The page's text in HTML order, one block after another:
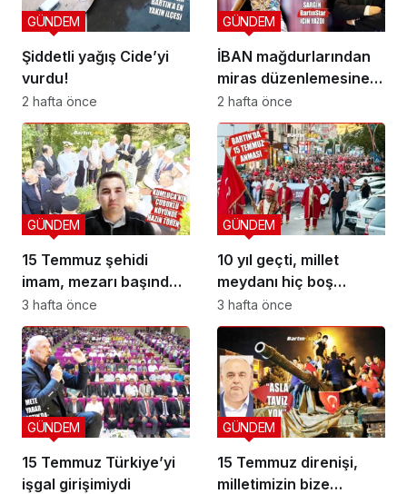
Şiddetli yağış Cide’yi
vurdu!
GÜNDEM
2 hafta önce
İBAN mağdurlarından
miras düzenlemesine
yeni yargı düzeni
GÜNDEM
2 hafta önce
15 Temmuz şehidi
imam, mezarı başında
anıldı
GÜNDEM
3 hafta önce
10 yıl geçti, millet
meydanı hiç boş
bırakmadı
GÜNDEM
3 hafta önce
15 Temmuz Türkiye’yi
işgal girişimiydi
GÜNDEM
15 Temmuz direnişi,
milletimizin bize
GÜNDEM